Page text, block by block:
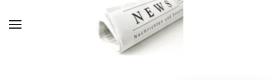
Zum Hauptinhalt springen